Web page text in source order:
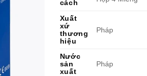
cách
Xuất
xứ
thương
hiệu
Pháp
Nước
sản
xuất
Pháp